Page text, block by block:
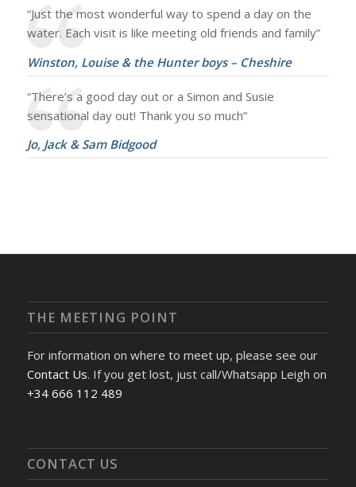
“Just the most wonderful way to spend a day on the
water. Each visit is like meeting old friends and family”
Winston, Louise & the Hunter boys – Cheshire
“There’s a good day out or a Simon and Susie
sensational day out! Thank you so much”
Jo, Jack & Sam Bidgood
THE MEETING POINT
For information on where to meet up, please see our
Contact Us. If you get lost, just call/Whatsapp Leigh on
+34 666 112 489
CONTACT US